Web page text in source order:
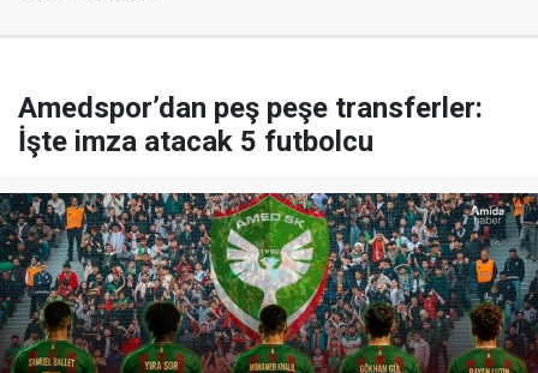
Amedspor’dan peş peşe transferler:
İşte imza atacak 5 futbolcu